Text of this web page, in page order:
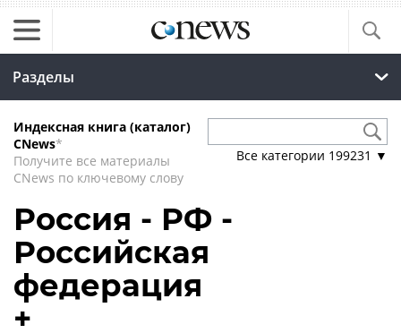
Разделы
Индексная книга (каталог)
CNews*
Получите все материалы
CNews по ключевому слову
Все категории 199231 ▼
Россия - РФ -
Российская
федерация
+